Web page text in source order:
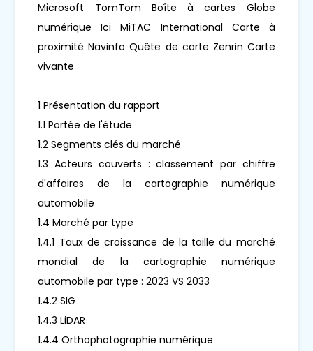
Microsoft TomTom Boîte à cartes Globe
numérique Ici MiTAC International Carte à
proximité Navinfo Quête de carte Zenrin Carte
vivante
1 Présentation du rapport
1.1 Portée de l'étude
1.2 Segments clés du marché
1.3 Acteurs couverts : classement par chiffre
d'affaires de la cartographie numérique
automobile
1.4 Marché par type
1.4.1 Taux de croissance de la taille du marché
mondial de la cartographie numérique
automobile par type : 2023 VS 2033
1.4.2 SIG
1.4.3 LiDAR
1.4.4 Orthophotographie numérique